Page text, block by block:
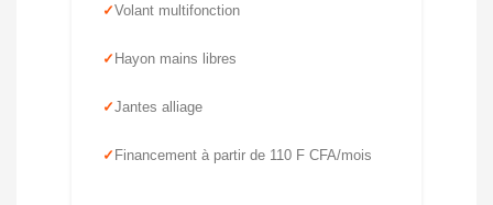
Volant multifonction
Hayon mains libres
Jantes alliage
Financement à partir de 110 F CFA/mois